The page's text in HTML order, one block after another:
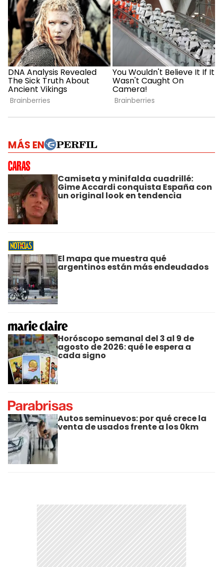
MÁS EN
Camiseta y minifalda cuadrillé:
Gime Accardi conquista España con
un original look en tendencia
El mapa que muestra qué
argentinos están más endeudados
Horóscopo semanal del 3 al 9 de
agosto de 2026: qué le espera a
cada signo
Autos seminuevos: por qué crece la
venta de usados frente a los 0km